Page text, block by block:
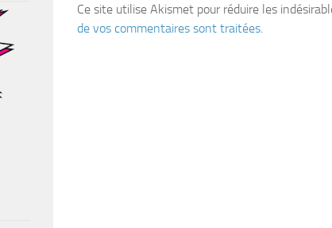
Ce site utilise Akismet pour réduire les
de vos commentaires sont traitées